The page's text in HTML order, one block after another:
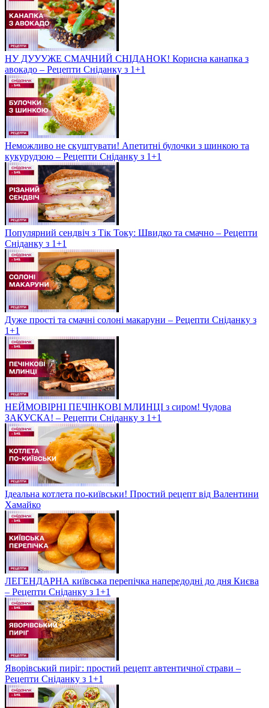
НУ ДУУУЖЕ СМАЧНИЙ СНІДАНОК! Корисна канапка з
авокадо – Рецепти Сніданку з 1+1
Неможливо не скуштувати! Апетитні булочки з шинкою та
кукурудзою – Рецепти Сніданку з 1+1
Популярний сендвіч з Тік Току: Швидко та смачно – Рецепти
Сніданку з 1+1
Дуже прості та смачні солоні макаруни – Рецепти Сніданку з
1+1
НЕЙМОВІРНІ ПЕЧІНКОВІ МЛИНЦІ з сиром! Чудова
ЗАКУСКА! – Рецепти Сніданку з 1+1
Ідеальна котлета по-київськи! Простий рецепт від Валентини
Хамайко
ЛЕГЕНДАРНА київська перепічка напередодні до дня Києва
– Рецепти Сніданку з 1+1
Яворівський пиріг: простий рецепт автентичної страви –
Рецепти Сніданку з 1+1